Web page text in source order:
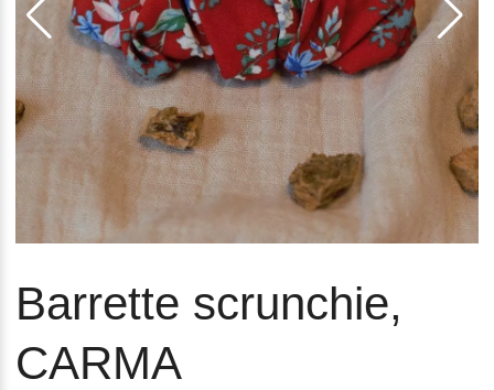
Barrette scrunchie,
CARMA